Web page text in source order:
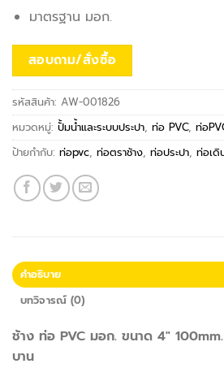
มาตรฐาน มอก.
สอบถาม/สั่งซื้อ
รหัสสินค้า: AW-001826
หมวดหมู่: ปั้มน้ำและระบบประปา, ท่อ PVC, ท่อ
ป้ายกำกับ: ท่อpvc, ท่อตราช้าง, ท่อประปา, ท่อเดิ
คำอธิบาย
บทวิจารณ์ (0)
ช้าง ท่อ PVC มอก. ขนาด 4″
บาน